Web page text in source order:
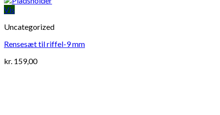
Vis
Uncategorized
Rensesæt til riffel-9 mm
kr. 159,00